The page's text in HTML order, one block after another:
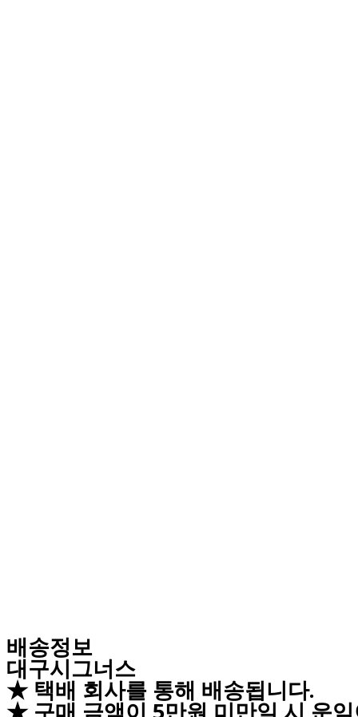
배송정보
대구시그너스
★ 택배 회사를 통해 배송됩니다.